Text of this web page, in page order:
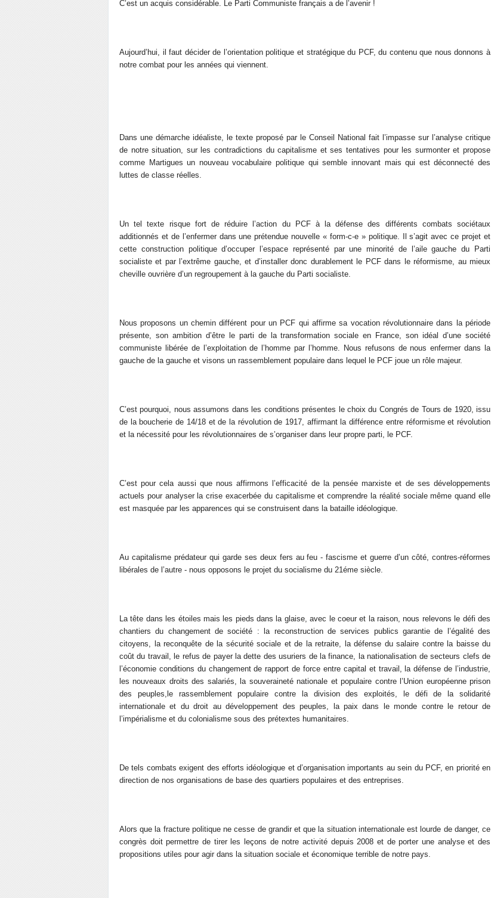
C’est un acquis considérable. Le Parti Communiste français a de l’avenir !
Aujourd’hui, il faut décider de l’orientation politique et stratégique du PCF, du contenu que nous donnons à
notre combat pour les années qui viennent.
Dans une démarche idéaliste, le texte proposé par le Conseil National fait l’impasse sur l’analyse critique
de notre situation, sur les contradictions du capitalisme et ses tentatives pour les surmonter et propose
comme Martigues un nouveau vocabulaire politique qui semble innovant mais qui est déconnecté des
luttes de classe réelles.
Un tel texte risque fort de réduire l’action du PCF à la défense des différents combats sociétaux
additionnés et de l’enfermer dans une prétendue nouvelle « form-c-e » politique. Il s’agit avec ce projet et
cette construction politique d’occuper l’espace représenté par une minorité de l’aile gauche du Parti
socialiste et par l’extrême gauche, et d’installer donc durablement le PCF dans le réformisme, au mieux
cheville ouvrière d’un regroupement à la gauche du Parti socialiste.
Nous proposons un chemin différent pour un PCF qui affirme sa vocation révolutionnaire dans la période
présente, son ambition d’être le parti de la transformation sociale en France, son idéal d’une société
communiste libérée de l’exploitation de l’homme par l’homme. Nous refusons de nous enfermer dans la
gauche de la gauche et visons un rassemblement populaire dans lequel le PCF joue un rôle majeur.
C’est pourquoi, nous assumons dans les conditions présentes le choix du Congrés de Tours de 1920, issu
de la boucherie de 14/18 et de la révolution de 1917, affirmant la différence entre réformisme et révolution
et la nécessité pour les révolutionnaires de s’organiser dans leur propre parti, le PCF.
C’est pour cela aussi que nous affirmons l’efficacité de la pensée marxiste et de ses développements
actuels pour analyser la crise exacerbée du capitalisme et comprendre la réalité sociale même quand elle
est masquée par les apparences qui se construisent dans la bataille idéologique.
Au capitalisme prédateur qui garde ses deux fers au feu - fascisme et guerre d’un côté, contres-réformes
libérales de l’autre - nous opposons le projet du socialisme du 21éme siècle.
La tête dans les étoiles mais les pieds dans la glaise, avec le coeur et la raison, nous relevons le défi des
chantiers du changement de société : la reconstruction de services publics garantie de l’égalité des
citoyens, la reconquête de la sécurité sociale et de la retraite, la défense du salaire contre la baisse du
coût du travail, le refus de payer la dette des usuriers de la finance, la nationalisation de secteurs clefs de
l’économie conditions du changement de rapport de force entre capital et travail, la défense de l’industrie,
les nouveaux droits des salariés, la souveraineté nationale et populaire contre l’Union européenne prison
des peuples,le rassemblement populaire contre la division des exploités, le défi de la solidarité
internationale et du droit au développement des peuples, la paix dans le monde contre le retour de
l’impérialisme et du colonialisme sous des prétextes humanitaires.
De tels combats exigent des efforts idéologique et d’organisation importants au sein du PCF, en priorité en
direction de nos organisations de base des quartiers populaires et des entreprises.
Alors que la fracture politique ne cesse de grandir et que la situation internationale est lourde de danger, ce
congrès doit permettre de tirer les leçons de notre activité depuis 2008 et de porter une analyse et des
propositions utiles pour agir dans la situation sociale et économique terrible de notre pays.